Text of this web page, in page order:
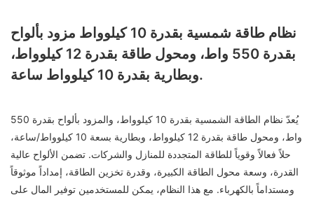
نظام طاقة شمسية بقدرة 10 كيلوواط مزود بألواح
بقدرة 550 واط، ومحول طاقة بقدرة 12 كيلوواط،
وبطارية بقدرة 10 كيلوواط ساعة.
يُعدّ نظام الطاقة الشمسية بقدرة 10 كيلوواط، والمزود بألواح بقدرة 550
واط، ومحول طاقة بقدرة 12 كيلوواط، وبطارية بسعة 10 كيلوواط/ساعة،
حلاً فعالاً وقوياً للطاقة المتجددة للمنازل والشركات. تضمن الألواح عالية
القدرة، وسعة محول الطاقة الكبيرة، وقدرة تخزين الطاقة، إمداداً موثوقاً
ومستداماً بالكهرباء. مع هذا النظام، يمكن للمستخدمين توفير المال على